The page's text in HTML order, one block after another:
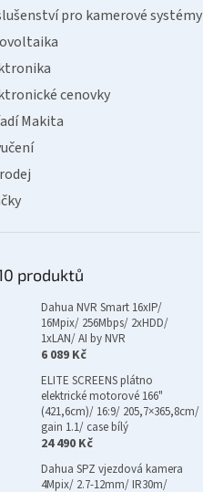
pro kamerové systémy
cenovky
Makita
produktů
Dahua NVR Smart 16xIP/
16Mpix/ 256Mbps/ 2xHDD/
1xLAN/ AI by NVR
6 089 Kč
ELITE SCREENS plátno
elektrické motorové 166"
(421,6cm)/ 16:9/ 205,7×365,8cm/
gain 1.1/ case bílý
24 490 Kč
Dahua SPZ vjezdová kamera
4Mpix/ 2.7-12mm/ IR30m/